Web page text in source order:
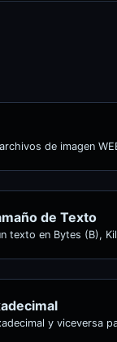
de imagen
de Texto
texto en Bytes (B),
y viceversa